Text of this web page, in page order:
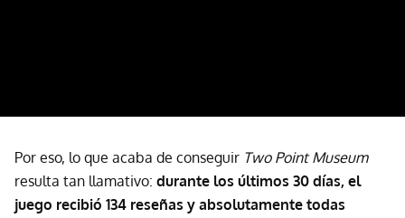
Por eso, lo que acaba de conseguir Two Point Museum
resulta tan llamativo: durante los últimos 30 días, el
juego recibió 134 reseñas y absolutamente todas